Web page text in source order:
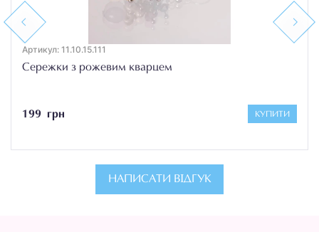
Previous
Артикул: 11.10.15.111
Сережки з рожевим кварцем
199 грн КУПИТИ
Next
НАПИСАТИ ВІДГУК